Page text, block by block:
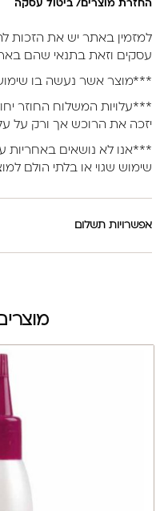
החזרת מוצרים/ ביטול עסקה
עסקים וזאת בתנאי שהם
***מוצר אשר נעשה בו שימוש
***עלויות המשלוח החוזר
יזכה את הרוכש אך ורק על
***אנו לא נושאים באחריות
שימוש שגוי או בלתי הולם
אפשרויות תשלום